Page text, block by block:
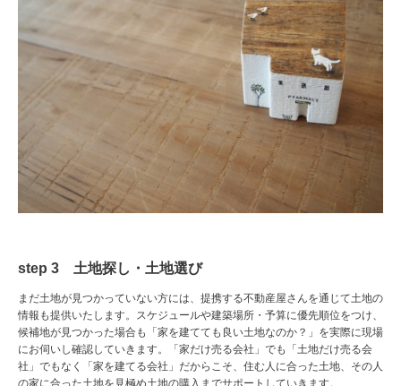
step 3 土地探し・土地選び
まだ土地が見つかっていない方には、提携する不動産屋さんを通じて土地の
情報も提供いたします。スケジュールや建築場所・予算に優先順位をつけ、
候補地が見つかった場合も「家を建てても良い土地なのか？」を実際に現場
にお伺いし確認していきます。「家だけ売る会社」でも「土地だけ売る会
社」でもなく「家を建てる会社」だからこそ、住む人に合った土地、その人
の家に合った土地を見極め土地の購入までサポートしていきます。